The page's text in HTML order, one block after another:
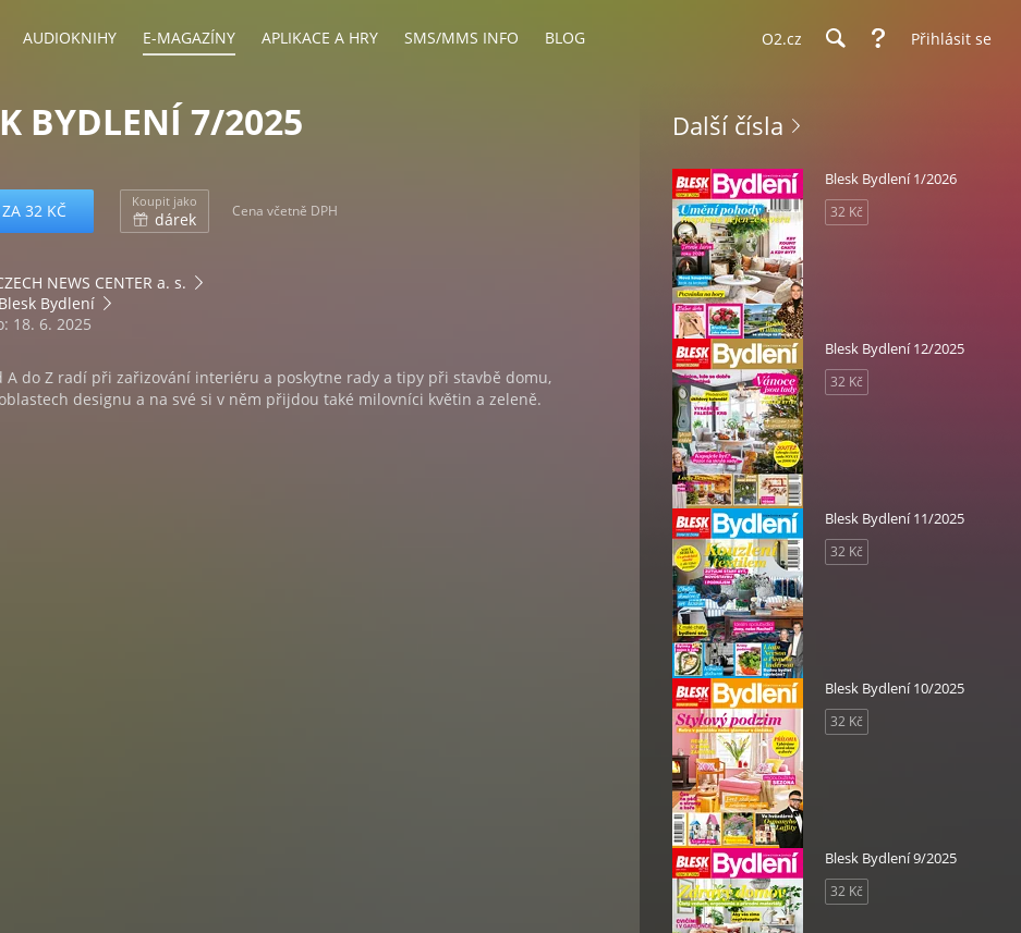
AUDIOKNIHY E-MAGAZÍNY APLIKACE A HRY SMS/MMS INFO BLOG O2.cz Přihlásit se
BYDLENÍ 7/2025
32 KČ Koupit jako
dárek Cena včetně DPH
NEWS CENTER a. s.
Blesk Bydlení
18. 6. 2025
A do Z radí při zařizování interiéru a poskytne rady a tipy při stavbě domu,
designu a na své si v něm přijdou také milovníci květin a zeleně.
Další čísla
Blesk Bydlení 1/2026
32 Kč
Blesk Bydlení 12/2025
32 Kč
Blesk Bydlení 11/2025
32 Kč
Blesk Bydlení 10/2025
32 Kč
Blesk Bydlení 9/2025
32 Kč